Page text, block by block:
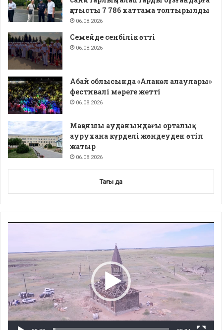
қатысты 7 786 хаттама толтырылды
06.08.2026
Семейде сенбілік өтті
06.08.2026
Абай облысында «Алакөл алаулары»
фестивалі мәреге жетті
06.08.2026
Мақаншы ауданындағы орталық
аурухана күрделі жөндеуден өтіп
жатыр
06.08.2026
Тағы да